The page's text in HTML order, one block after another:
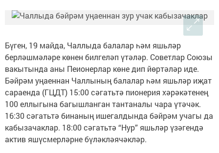
Бүген, 19 майда, Чаллыда балалар һәм яшьләр
берләшмәләре көнен билгеләп үтәләр. Советлар Союзы
вакытында аны Пеионерлар көне дип йөртәләр иде.
Бәйрәм уңаеннан Чаллының балалар һәм яшьләр иҗат
сараенда (ГЦДТ) 15:00 сәгатьтә пионерия хәрәкәтенең
100 еллыгына багышланган тантаналы чара үтәчәк.
16:30 сәгатьтә бинаның ишегалдында бәйрәм учагы да
кабызачаклар. 18:00 сәгатьтә “Нур” яшьләр үзәгендә
актив яшүсмерләрне бүләкләячәкләр.